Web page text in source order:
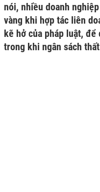
nói, nhiều doanh
vàng khi hợp tác liên
kẽ hở của pháp luật,
trong khi ngân sách